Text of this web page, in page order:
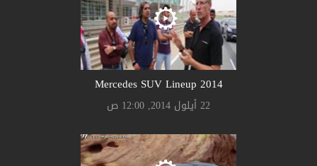
Mercedes SUV Lineup 2014
22 أيلول 2014, 12:00 ص